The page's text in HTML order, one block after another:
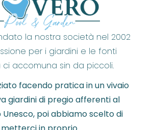
la nostra società nel 2002
per i giardini e le fonti
ci accomuna sin da piccoli.
facendo pratica in un vivaio
giardini di pregio afferenti al
poi abbiamo scelto di